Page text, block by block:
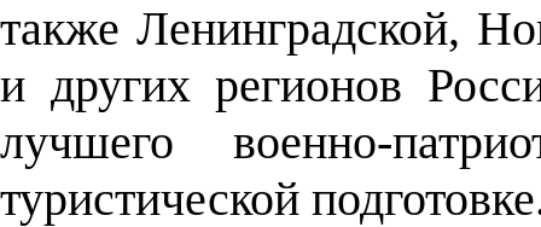
также Ленинградской,
и других регионов
лучшего военно-
туристической